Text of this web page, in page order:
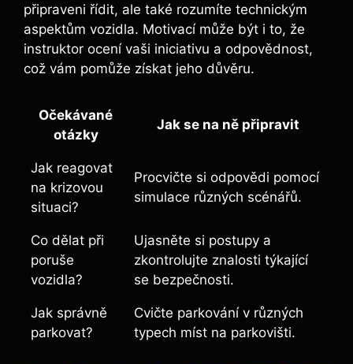
připraveni řídit, ale také rozumíte technickým
aspektům vozidla. Motivací může být i to, že
instruktor ocení vaši iniciativu a odpovědnost,
což vám pomůže získat jeho důvěru.
Očekávané
otázky
Jak se na ně připravit
Jak reagovat
na krizovou
situaci?
Procvičte si odpovědi pomocí
simulace různých scénářů.
Co dělat při
poruše
vozidla?
Ujasněte si postupy a
zkontrolujte znalosti týkající
se bezpečnosti.
Jak správně
parkovat?
Cvičte parkování v různých
typech míst na parkovišti.